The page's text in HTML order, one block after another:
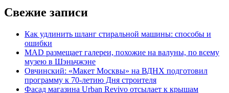
Свежие записи
Как удлинить шланг стиральной машины: способы и
ошибки
MAD размещает галереи, похожие на валуны, по всему
музею в Шэньчжэне
Овчинский: «Макет Москвы» на ВДНХ подготовил
программу к 70-летию Дня строителя
Фасад магазина Urban Revivo отсылает к крышам